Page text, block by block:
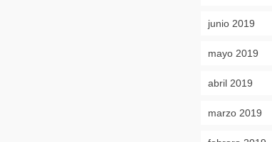
junio 2019
mayo 2019
abril 2019
marzo 2019